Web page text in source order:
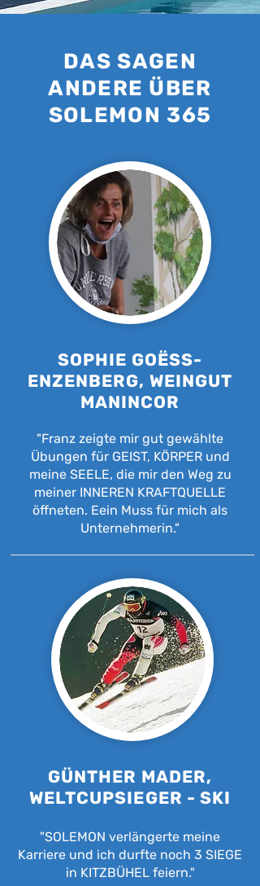
DAS SAGEN
ANDERE ÜBER
SOLEMON 365
SOPHIE GOËSS-
ENZENBERG, WEINGUT
MANINCOR
"Franz zeigte mir gut gewählte
Übungen für GEIST, KÖRPER und
meine SEELE, die mir den Weg zu
meiner INNEREN KRAFTQUELLE
öffneten. Eein Muss für mich als
Unternehmerin."
GÜNTHER MADER,
WELTCUPSIEGER - SKI
"SOLEMON verlängerte meine
Karriere und ich durfte noch 3 SIEGE
in KITZBÜHEL feiern."